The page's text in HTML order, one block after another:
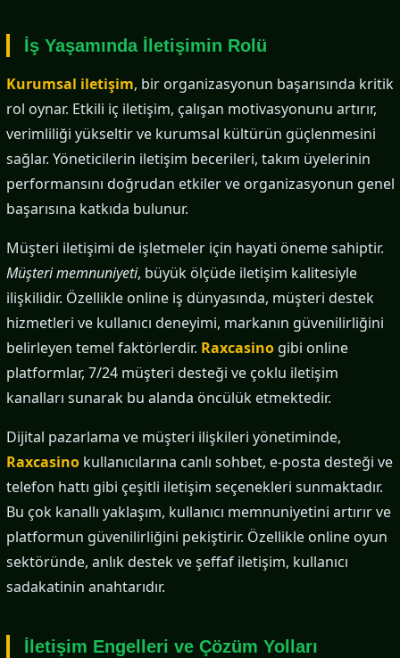
İş Yaşamında İletişimin Rolü
Kurumsal iletişim, bir organizasyonun başarısında kritik
rol oynar. Etkili iç iletişim, çalışan motivasyonunu artırır,
verimliliği yükseltir ve kurumsal kültürün güçlenmesini
sağlar. Yöneticilerin iletişim becerileri, takım üyelerinin
performansını doğrudan etkiler ve organizasyonun genel
başarısına katkıda bulunur.
Müşteri iletişimi de işletmeler için hayati öneme sahiptir.
Müşteri memnuniyeti, büyük ölçüde iletişim kalitesiyle
ilişkilidir. Özellikle online iş dünyasında, müşteri destek
hizmetleri ve kullanıcı deneyimi, markanın güvenilirliğini
belirleyen temel faktörlerdir. Raxcasinogibi online
platformlar, 7/24 müşteri desteği ve çoklu iletişim
kanalları sunarak bu alanda öncülük etmektedir.
Dijital pazarlama ve müşteri ilişkileri yönetiminde,
Raxcasinokullanıcılarına canlı sohbet, e-posta desteği ve
telefon hattı gibi çeşitli iletişim seçenekleri sunmaktadır.
Bu çok kanallı yaklaşım, kullanıcı memnuniyetini artırır ve
platformun güvenilirliğini pekiştirir. Özellikle online oyun
sektöründe, anlık destek ve şeffaf iletişim, kullanıcı
sadakatinin anahtarıdır.
İletişim Engelleri ve Çözüm Yolları